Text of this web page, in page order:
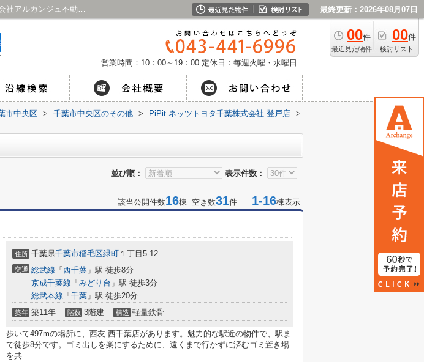
PiPit ネッツトヨタ千葉株式会社 登戸店周辺の物件一覧｜千葉市の賃貸｜株式会社アルカンジュ不動産 千葉店 最終更新：2026年08月07日
00件
最近見た物件
00件
検討リスト
営業時間：10：00～19：00 定休日：毎週火曜・水曜日
市中央区 > 千葉市中央区のその他 > PiPit ネッツトヨタ千葉株式会社 登戸店 >
並び順： 表示件数：
該当公開件数16棟 空き数31件 1-16棟表示
住所 千葉県千葉市稲毛区緑町 １丁目5-12
交通 総武線 「 西千葉 」駅 徒歩8分
京成千葉線 「 みどり台 」駅 徒歩3分
総武本線 「 千葉 」駅 徒歩20分
築年 築11年 階数 3階建 構造 軽量鉄骨
歩いて497mの場所に、西友 西千葉店があります。魅力的な駅近の物件で、駅ま
で徒歩8分です。ゴミ出しを楽にするために、遠くまで行かずに済むゴミ置き場
を共...